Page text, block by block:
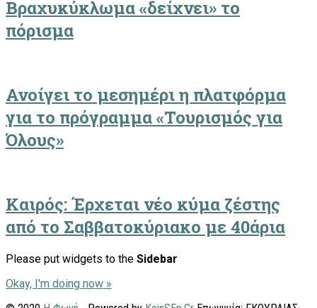
Βραχυκύκλωμα «δείχνει» το
πόρισμα
Ανοίγει το μεσημέρι η πλατφόρμα
για το πρόγραμμα «Τουρισμός για
Όλους»
Καιρός: Έρχεται νέο κύμα ζέστης
από το Σαββατοκύριακο με 40άρια
Please put widgets to the Sidebar
Okay, I'm doing now »